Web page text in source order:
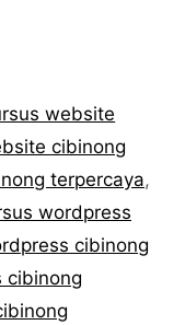
website
cibinong
terpercaya,
wordpress
cibinong
cibinong